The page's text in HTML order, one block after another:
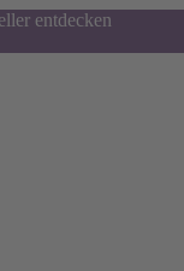
entdecken